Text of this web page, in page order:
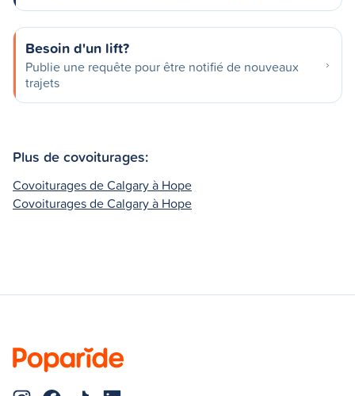
Besoin d'un lift?
Publie une requête pour être notifié de nouveaux
trajets
Plus de covoiturages:
Covoiturages de Calgary à Hope
Covoiturages de Calgary à Hope